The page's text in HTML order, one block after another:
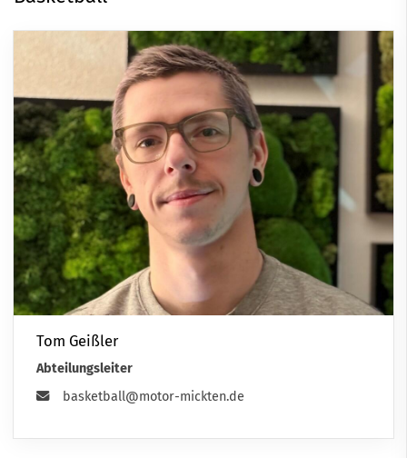
Tom Geißler
Abteilungsleiter
basketball@motor-mickten.de